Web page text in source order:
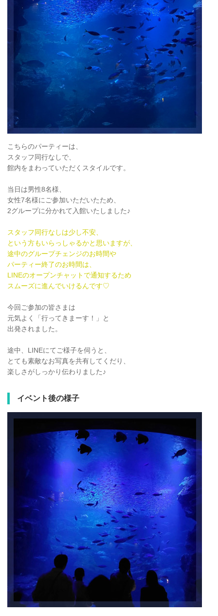
こちらのパーティーは、
スタッフ同行なしで、
館内をまわっていただくスタイルです。
当日は男性8名様、
女性7名様にご参加いただいたため、
2グループに分かれて入館いたしました♪
スタッフ同行なしは少し不安、
という方もいらっしゃるかと思いますが、
途中のグループチェンジのお時間や
パーティー終了のお時間は、
LINEのオープンチャットで通知するため
スムーズに進んでいけるんです♡
今回ご参加の皆さまは
元気よく「行ってきまーす！」と
出発されました。
途中、LINEにてご様子を伺うと、
とても素敵なお写真を共有してくだり、
楽しさがしっかり伝わりました♪
イベント後の様子